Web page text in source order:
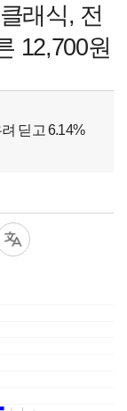
래식, 전
12,700원
딛고 6.14%